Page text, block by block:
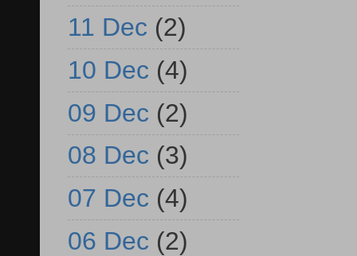
11 Dec (2)
10 Dec (4)
09 Dec (2)
08 Dec (3)
07 Dec (4)
06 Dec (2)